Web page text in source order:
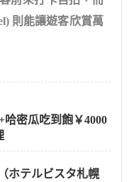
則能讓遊客欣賞萬
哈密瓜吃到飽￥4000
ホテルビスタ札幌